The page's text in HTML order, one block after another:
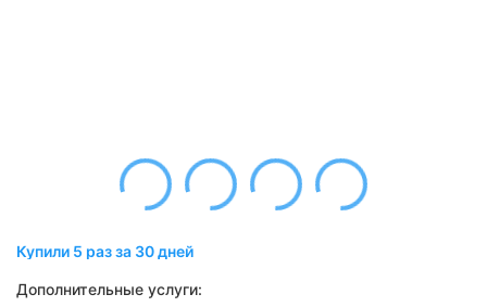
Купили 5 раз за 30 дней
Дополнительные услуги: